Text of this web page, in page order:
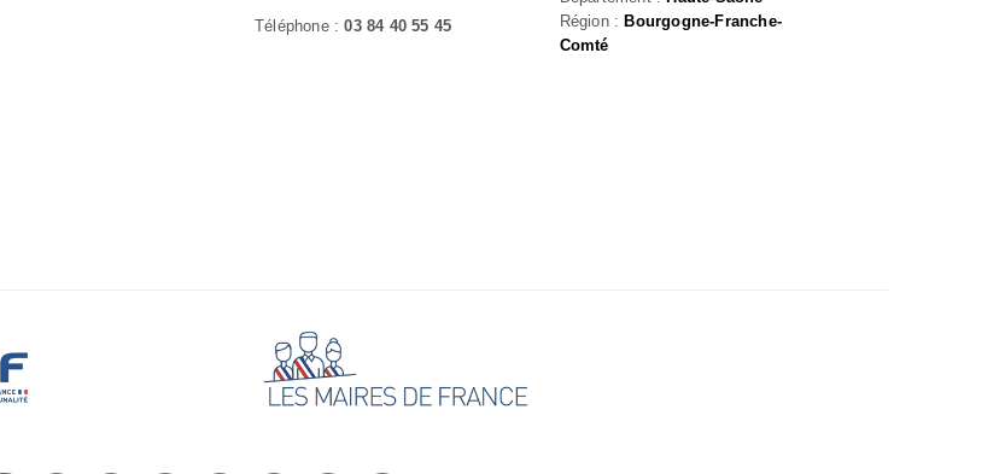
Téléphone :03 84 40 55 45
Région : Bourgogne-Franche-
Comté